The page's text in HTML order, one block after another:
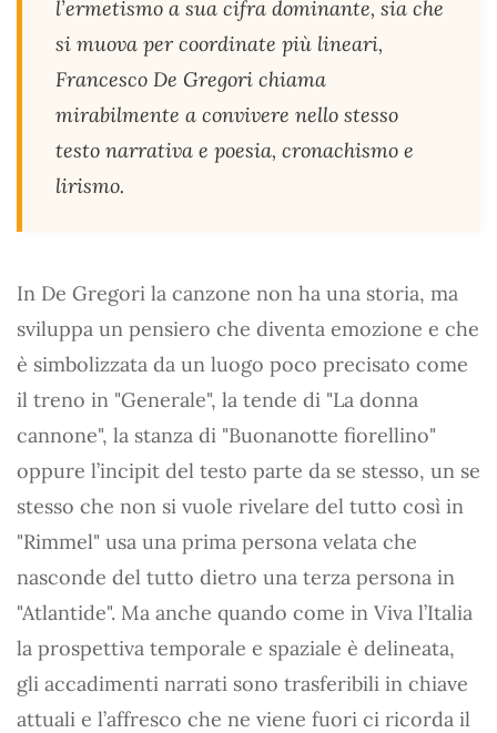
l’ermetismo a sua cifra dominante, sia che
si muova per coordinate più lineari,
Francesco De Gregori chiama
mirabilmente a convivere nello stesso
testo narrativa e poesia, cronachismo e
lirismo.
In De Gregori la canzone non ha una storia, ma
sviluppa un pensiero che diventa emozione e che
è simbolizzata da un luogo poco precisato come
il treno in "Generale", la tende di "La donna
cannone", la stanza di "Buonanotte fiorellino"
oppure l’incipit del testo parte da se stesso, un se
stesso che non si vuole rivelare del tutto così in
"Rimmel" usa una prima persona velata che
nasconde del tutto dietro una terza persona in
"Atlantide". Ma anche quando come in Viva l’Italia
la prospettiva temporale e spaziale è delineata,
gli accadimenti narrati sono trasferibili in chiave
attuali e l’affresco che ne viene fuori ci ricorda il